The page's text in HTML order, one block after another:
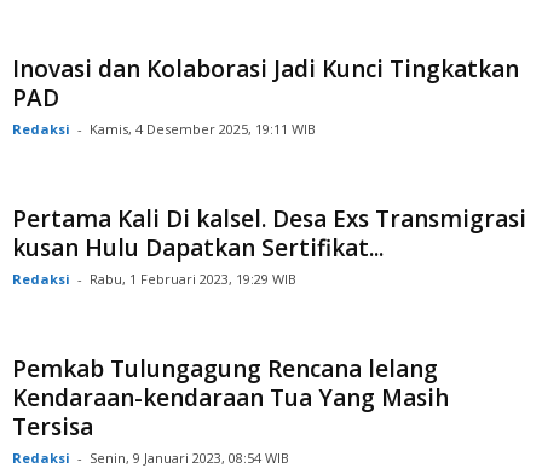
Inovasi dan Kolaborasi Jadi Kunci Tingkatkan
PAD
Redaksi - Kamis, 4 Desember 2025, 19:11 WIB
Pertama Kali Di kalsel. Desa Exs Transmigrasi
kusan Hulu Dapatkan Sertifikat...
Redaksi - Rabu, 1 Februari 2023, 19:29 WIB
Pemkab Tulungagung Rencana lelang
Kendaraan-kendaraan Tua Yang Masih
Tersisa
Redaksi - Senin, 9 Januari 2023, 08:54 WIB